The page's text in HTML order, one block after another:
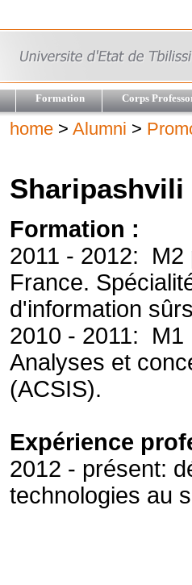
Formation Corps
home > Alumni >
Sharipashvili
Formation :
2011 - 2012: M2
France.
d'information
2010 - 2011: M1
Analyses et
(ACSIS).
Expérience
2012 - présent:
technologies au